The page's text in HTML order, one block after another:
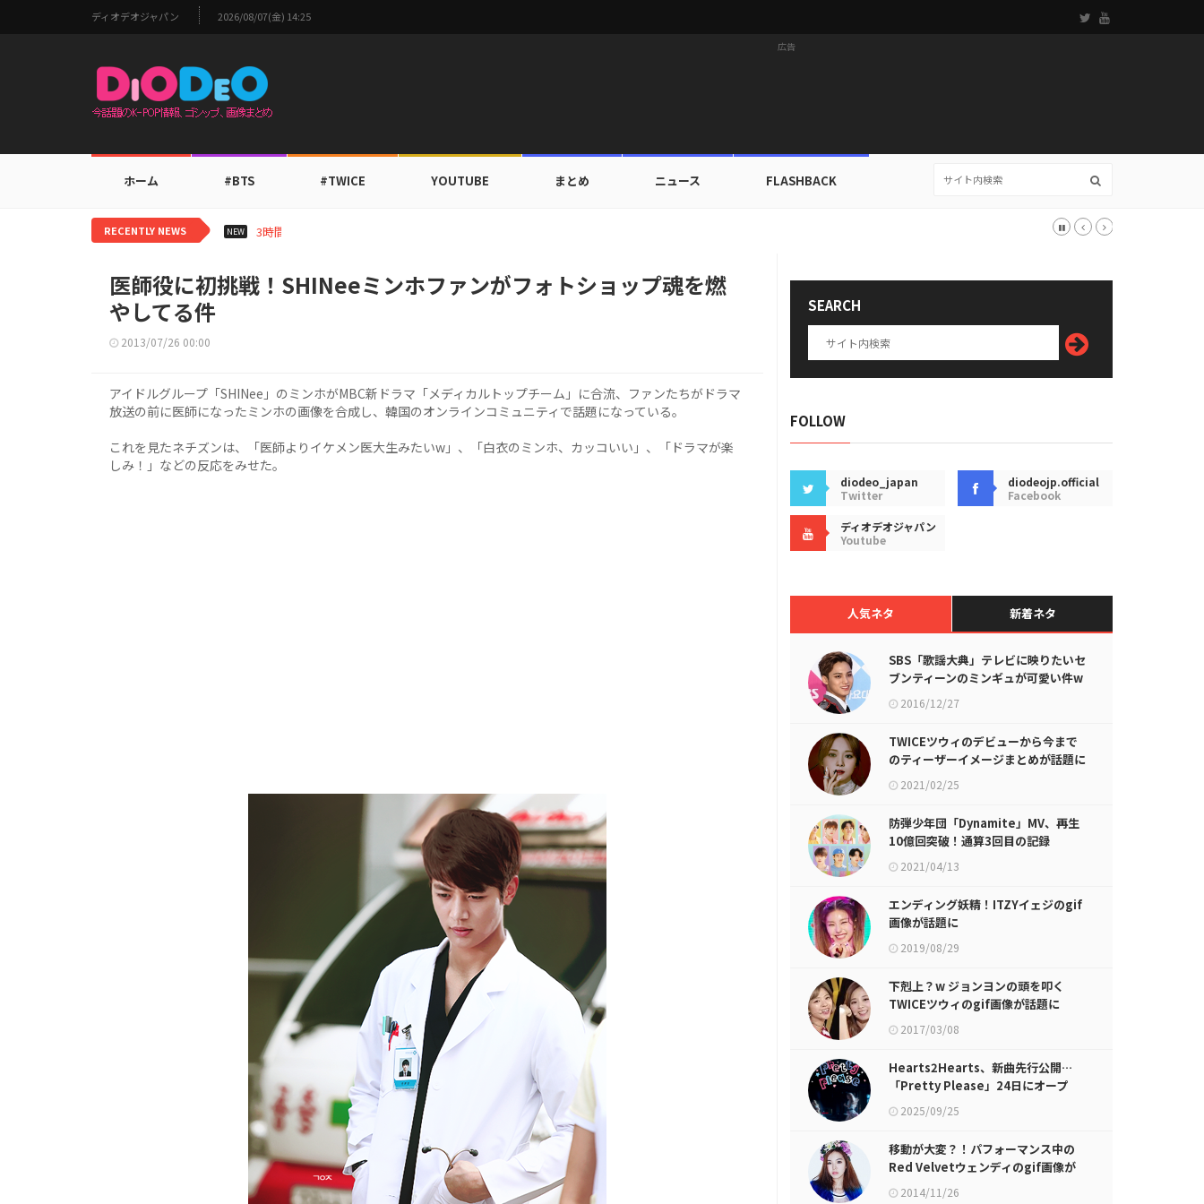
ディオデオジャパン 2026/08/07(金) 14:25
広告
ホーム #BTS #TWICE YOUTUBE まとめ ニュース FLASHBACK
RECENTLY NEWS NEW 3時間前
医師役に初挑戦！SHINeeミンホファンがフォトショップ魂を燃
やしてる件
2013/07/26 00:00
アイドルグループ「SHINee」のミンホがMBC新ドラマ「メディカルトップチーム」に合流、ファンたちがドラマ
放送の前に医師になったミンホの画像を合成し、韓国のオンラインコミュニティで話題になっている。
これを見たネチズンは、「医師よりイケメン医大生みたいw」、「白衣のミンホ、カッコいい」、「ドラマが楽
しみ！」などの反応をみせた。
SEARCH
FOLLOW
diodeo_japan
Twitter
diodeojp.official
Facebook
ディオデオジャパン
Youtube
人気ネタ 新着ネタ
SBS「歌謡大典」テレビに映りたいセ
ブンティーンのミンギュが可愛い件w
2016/12/27
TWICEツウィのデビューから今まで
のティーザーイメージまとめが話題に
2021/02/25
防弾少年団「Dynamite」MV、再生
10億回突破！通算3回目の記録
2021/04/13
エンディング妖精！ITZYイェジのgif
画像が話題に
2019/08/29
下剋上？w ジョンヨンの頭を叩く
TWICEツウィのgif画像が話題に
2017/03/08
Hearts2Hearts、新曲先行公開…
「Pretty Please」24日にオープ
ン！2025/09/25
移動が大変？！パフォーマンス中の
Red Velvetウェンディのgif画像が
話題に
2014/11/26